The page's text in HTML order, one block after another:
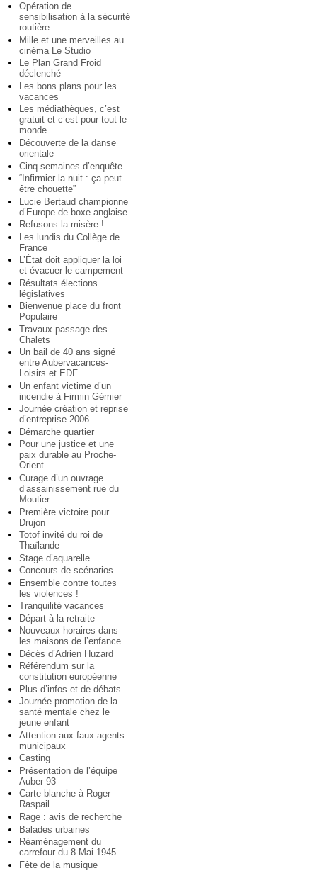
Opération de
sensibilisation à la sécurité
routière
Mille et une merveilles au
cinéma Le Studio
Le Plan Grand Froid
déclenché
Les bons plans pour les
vacances
Les médiathèques, c’est
gratuit et c’est pour tout le
monde
Découverte de la danse
orientale
Cinq semaines d’enquête
“Infirmier la nuit : ça peut
être chouette”
Lucie Bertaud championne
d’Europe de boxe anglaise
Refusons la misère !
Les lundis du Collège de
France
L’État doit appliquer la loi
et évacuer le campement
Résultats élections
législatives
Bienvenue place du front
Populaire
Travaux passage des
Chalets
Un bail de 40 ans signé
entre Aubervacances-
Loisirs et EDF
Un enfant victime d’un
incendie à Firmin Gémier
Journée création et reprise
d’entreprise 2006
Démarche quartier
Pour une justice et une
paix durable au Proche-
Orient
Curage d’un ouvrage
d’assainissement rue du
Moutier
Première victoire pour
Drujon
Totof invité du roi de
Thaïlande
Stage d’aquarelle
Concours de scénarios
Ensemble contre toutes
les violences !
Tranquilité vacances
Départ à la retraite
Nouveaux horaires dans
les maisons de l’enfance
Décès d’Adrien Huzard
Référendum sur la
constitution européenne
Plus d’infos et de débats
Journée promotion de la
santé mentale chez le
jeune enfant
Attention aux faux agents
municipaux
Casting
Présentation de l’équipe
Auber 93
Carte blanche à Roger
Raspail
Rage : avis de recherche
Balades urbaines
Réaménagement du
carrefour du 8-Mai 1945
Fête de la musique